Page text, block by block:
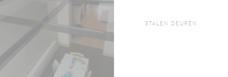
STALEN DEUREN